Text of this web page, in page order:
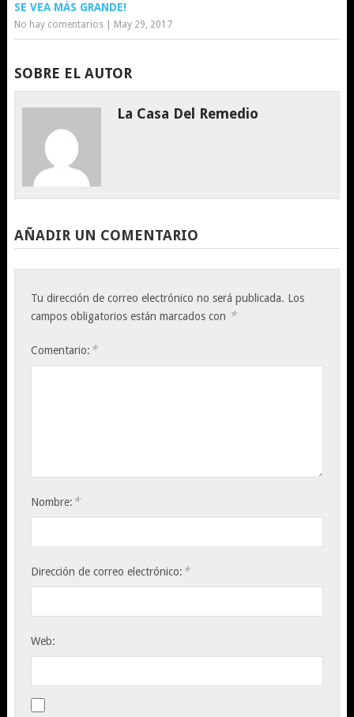
SE VEA MÁS GRANDE!
No hay comentarios| May 29, 2017
SOBRE EL AUTOR
La Casa Del Remedio
AÑADIR UN COMENTARIO
Tu dirección de correo electrónico no será publicada. Los
campos obligatorios están marcados con *
Comentario: *
Nombre: *
Dirección de correo electrónico: *
Web: